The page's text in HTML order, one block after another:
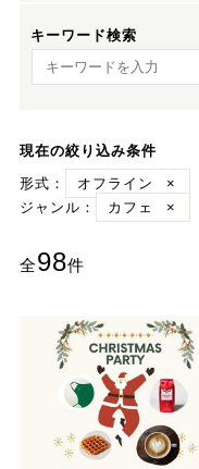
キーワード検索
キーワード検索
現在の絞り込み条件
形式：
オフライン
×
ジャンル：
カフェ ×
全98件